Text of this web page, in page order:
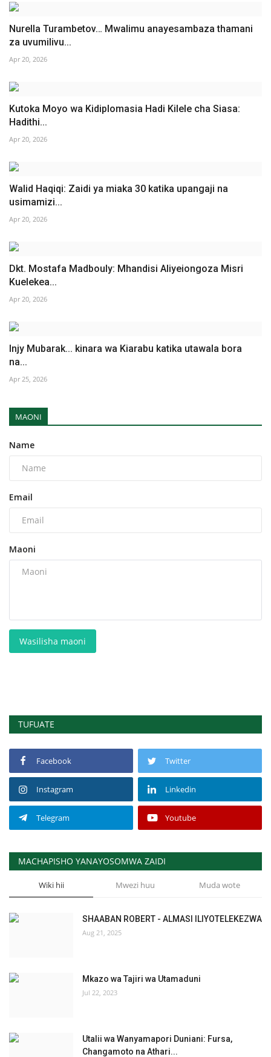
Nurella Turambetov… Mwalimu anayesambaza thamani
za uvumilivu...
Apr 20, 2026
Kutoka Moyo wa Kidiplomasia Hadi Kilele cha Siasa:
Hadithi...
Apr 20, 2026
Walid Haqiqi: Zaidi ya miaka 30 katika upangaji na
usimamizi...
Apr 20, 2026
Dkt. Mostafa Madbouly: Mhandisi Aliyeiongoza Misri
Kuelekea...
Apr 20, 2026
Injy Mubarak... kinara wa Kiarabu katika utawala bora
na...
Apr 25, 2026
MAONI
Name
Email
Maoni
Wasilisha maoni
TUFUATE
Facebook Twitter
Instagram Linkedin
Telegram Youtube
MACHAPISHO YANAYOSOMWA ZAIDI
Wiki hii Mwezi huu Muda wote
SHAABAN ROBERT - ALMASI ILIYOTELEKEZWA
Aug 21, 2025
Mkazo wa Tajiri wa Utamaduni
Jul 22, 2023
Utalii wa Wanyamapori Duniani: Fursa,
Changamoto na Athari...